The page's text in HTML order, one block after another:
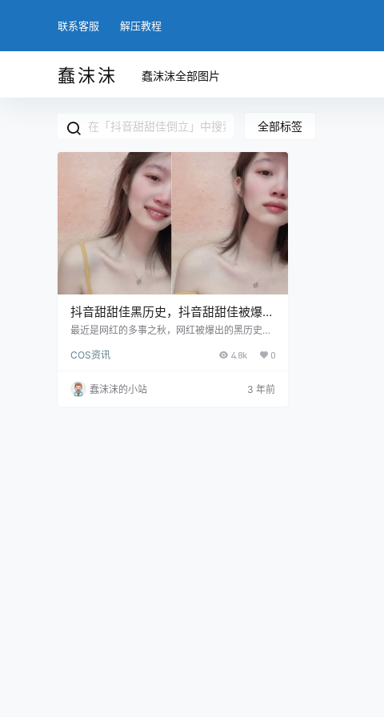
联系客服 解压教程
蠢沫沫 蠢沫沫全部图片
全部标签
抖音甜甜佳黑历史，抖音甜甜佳被爆私
密12分钟视频是真的吗
最近是网红的多事之秋，网红被爆出的黑历史层
甜甜佳黑历史，绅士们一定好奇这次又是出了什
爆出12分钟的私密视频，相传这是她的前男友爆
出的，不得不说这个前男友的底线也是够低的，
COS资讯 4.8k 0
蠢沫沫的小站
3 年前